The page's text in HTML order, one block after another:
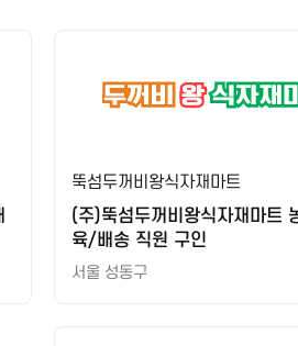
[월급420만]마트 직원(농산팀장,농산팀,공산팀,캐셔
[빅팜마트] 광양 중마점 포스 카운터 직원 구합니다 (
수원축협 하나로마트 곡반정점 농산업
안성축산농협 기능직(판매-농축산물 유통) 신규직
뚝섬두꺼비왕식자재마트
(주)뚝섬두꺼비왕식자재마트
육/배송 직원 구인
서울 성동구